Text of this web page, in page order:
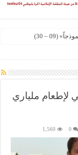
(09 – 30)
لإطعام ملياري
0
1,560